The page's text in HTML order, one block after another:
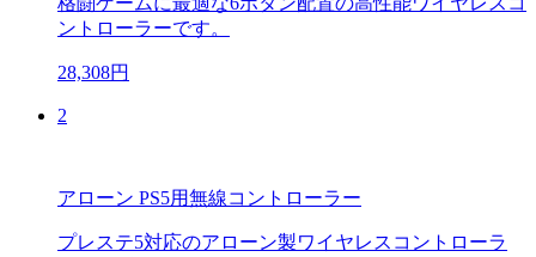
ントローラーです。
28,308円
2
アローン PS5用無線コントローラー
プレステ5対応のアローン製ワイヤレスコントローラ